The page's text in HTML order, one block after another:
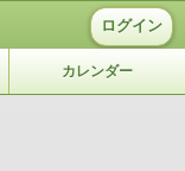
ログイン
カレンダー